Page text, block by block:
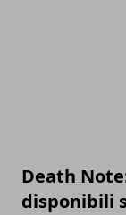
Death
disponibili